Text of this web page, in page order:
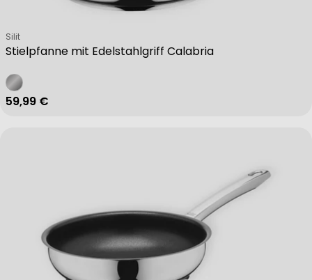
Stielpfanne mit Edelstahlgriff Calabria
Verkäufer:
Silit
Regulärer Preis
59,99 €